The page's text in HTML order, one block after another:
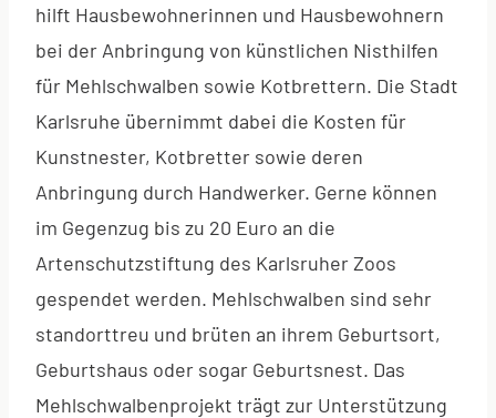
hilft Hausbewohnerinnen und Hausbewohnern
bei der Anbringung von künstlichen Nisthilfen
für Mehlschwalben sowie Kotbrettern. Die Stadt
Karlsruhe übernimmt dabei die Kosten für
Kunstnester, Kotbretter sowie deren
Anbringung durch Handwerker. Gerne können
im Gegenzug bis zu 20 Euro an die
Artenschutzstiftung des Karlsruher Zoos
gespendet werden. Mehlschwalben sind sehr
standorttreu und brüten an ihrem Geburtsort,
Geburtshaus oder sogar Geburtsnest. Das
Mehlschwalbenprojekt trägt zur Unterstützung